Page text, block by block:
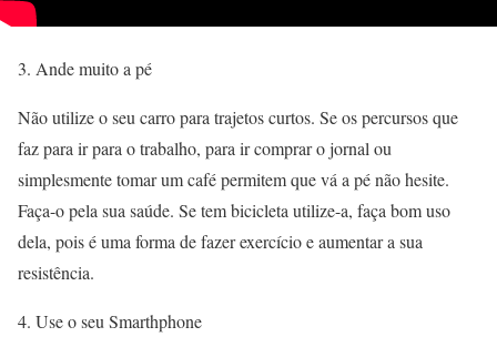
3. Ande muito a pé
Não utilize o seu carro para trajetos curtos. Se os percursos que
faz para ir para o trabalho, para ir comprar o jornal ou
simplesmente tomar um café permitem que vá a pé não hesite.
Faça-o pela sua saúde. Se tem bicicleta utilize-a, faça bom uso
dela, pois é uma forma de fazer exercício e aumentar a sua
resistência.
4. Use o seu Smarthphone